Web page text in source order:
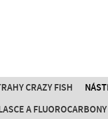
CRAZY FISH
A FLUOROCARBONY